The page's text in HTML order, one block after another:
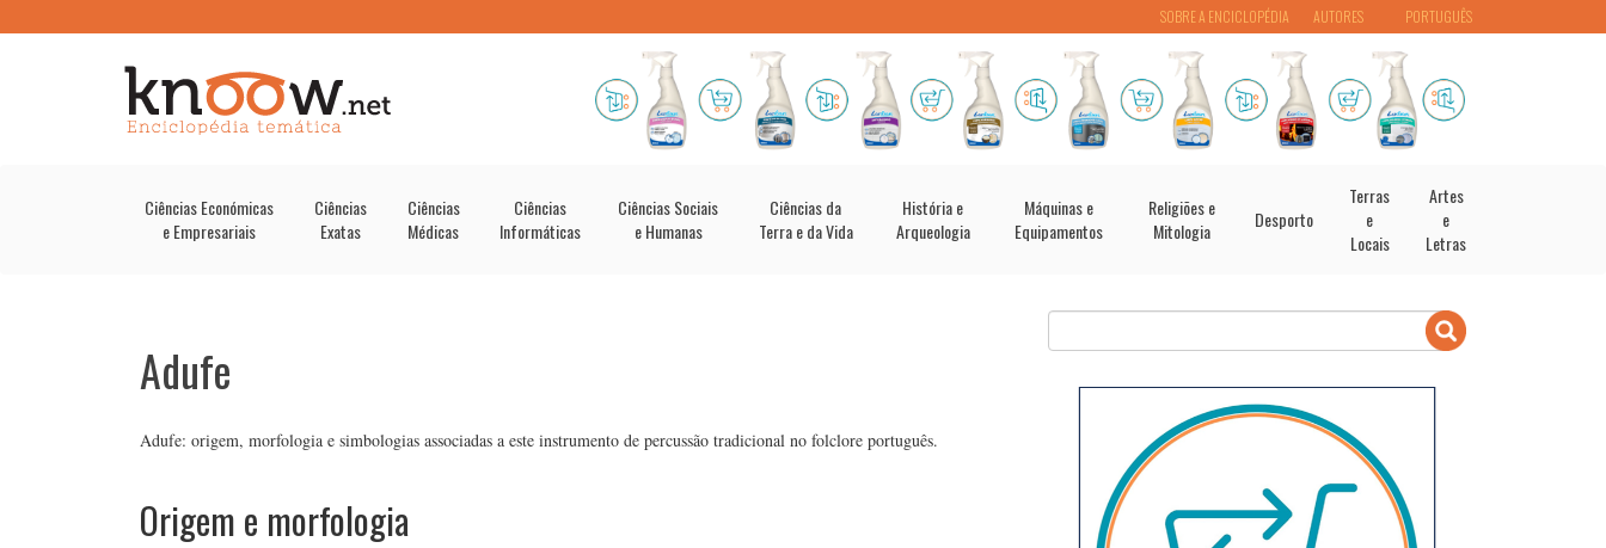
PORTUGUÊS
SOBRE A ENCICLOPÉDIA AUTORES
Ciências Económicas
e Empresariais
Ciências
Exatas
Ciências
Médicas
Ciências
Informáticas
Ciências Sociais
e Humanas
Ciências da
Terra e da Vida
História e
Arqueologia
Máquinas e
Equipamentos
Religiões e
Mitologia
Desporto
Terras
e
Locais
Artes
e
Letras
Adufe
Adufe: origem, morfologia e simbologias associadas a este instrumento de percussão tradicional no folclore português.
Origem e morfologia